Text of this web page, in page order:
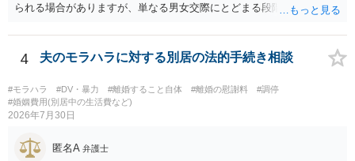
られる場合がありますが、単なる男女交際にとどまる段階の場合、独
慰謝料は生じないことが多いと思われます。 お怒りはごもっともです
が、仮に交際を進めたとしても後に相手を信頼できなくなる可能性が
高かったということですので、むしろ結婚しなくてよかったと割り切
って、交際を終わらせるのがよいと思います。
4 夫のモラハラに対する別居の法的手続き相談
#モラハラ #DV・暴力 #離婚すること自体 #離婚の慰謝料
#調停
#婚姻費用(別居中の生活費など)
2026年7月30日
匿名A 弁護士